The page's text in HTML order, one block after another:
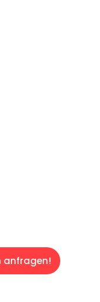
anfragen!